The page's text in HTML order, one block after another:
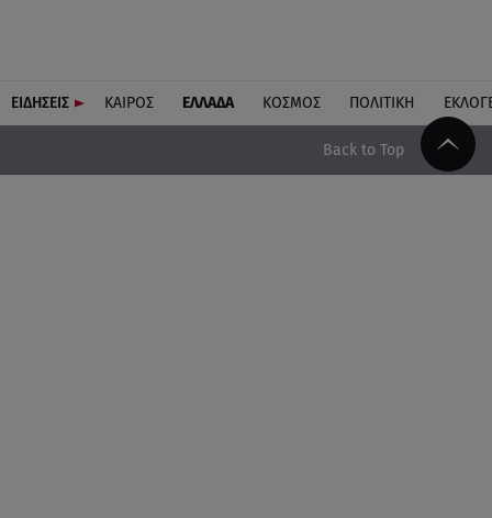
ΕΙΔΗΣΕΙΣ ΚΑΙΡΟΣ ΕΛΛΑΔΑ ΚΟΣΜΟΣ ΠΟΛΙΤΙΚΗ
Back to Top